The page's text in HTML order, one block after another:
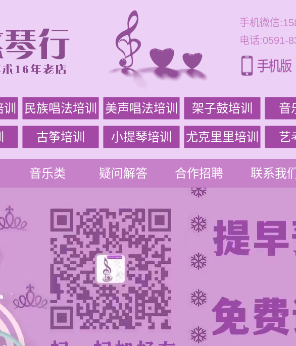
手机微信
电话:0591-
民族唱法培训 美声唱法培训 架子鼓培训 音
古筝培训 小提琴培训 尤克里里培训 艺
音乐类 疑问解答 合作招聘 联系我们